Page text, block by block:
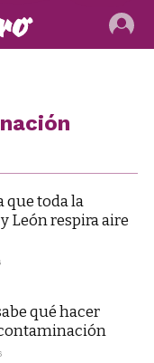
que toda la
León respira aire
qué hacer